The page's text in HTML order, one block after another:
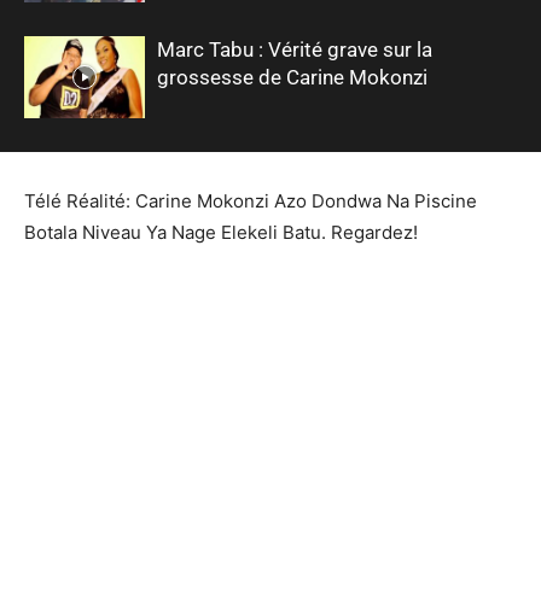
Marc Tabu : Vérité grave sur la
grossesse de Carine Mokonzi
Télé Réalité: Carine Mokonzi Azo Dondwa Na Piscine
Botala Niveau Ya Nage Elekeli Batu. Regardez!